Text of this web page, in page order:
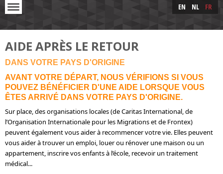
Skip
to
content
Skip to main content EN NL FR
AIDE APRÈS LE RETOUR
DANS VOTRE PAYS D'ORIGINE
AVANT VOTRE DÉPART, NOUS VÉRIFIONS SI VOUS
POUVEZ BÉNÉFICIER D'UNE AIDE LORSQUE VOUS
ÊTES ARRIVÉ DANS VOTRE PAYS D'ORIGINE.
Sur place, des organisations locales (de Caritas International, de
l’Organisation Internationale pour les Migrations et de Frontex)
peuvent également vous aider à recommencer votre vie. Elles peuvent
vous aider à trouver un emploi, louer ou rénover une maison ou un
appartement, inscrire vos enfants à l’école, recevoir un traitement
médical...